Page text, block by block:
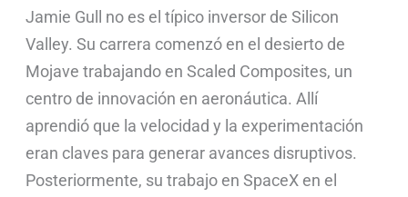
Jamie Gull no es el típico inversor de Silicon
Valley. Su carrera comenzó en el desierto de
Mojave trabajando en Scaled Composites, un
centro de innovación en aeronáutica. Allí
aprendió que la velocidad y la experimentación
eran claves para generar avances disruptivos.
Posteriormente, su trabajo en SpaceX en el